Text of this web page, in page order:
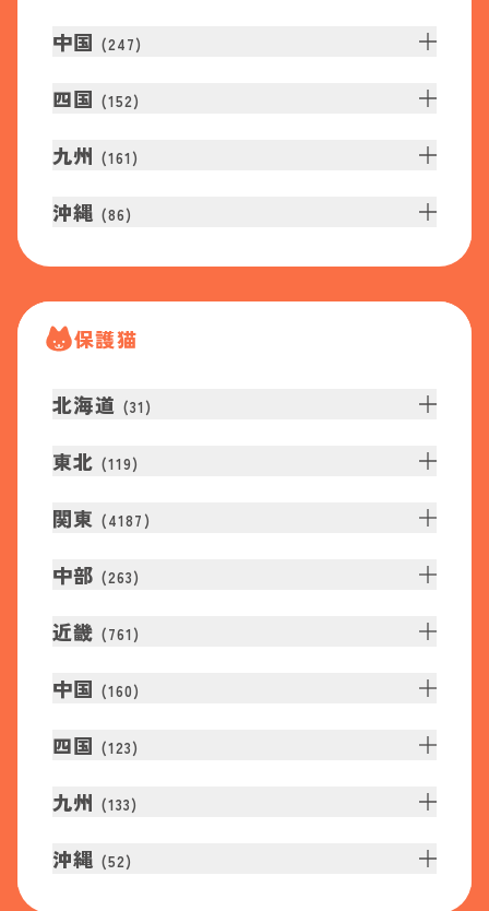
中国 (247)
四国 (152)
九州 (161 )
沖縄 (86)
保護猫
北海道 (31 )
東北 (119)
関東 (4187 )
中部 (263)
近畿 (761 )
中国 (160)
四国 (123)
九州 (133)
沖縄 (52)